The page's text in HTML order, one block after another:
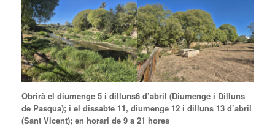
Obrirà el diumenge 5 i dilluns6 d’abril (Diumenge i Dilluns
de Pasqua); i el dissabte 11, diumenge 12 i dilluns 13 d’abril
(Sant Vicent); en horari de 9 a 21 hores